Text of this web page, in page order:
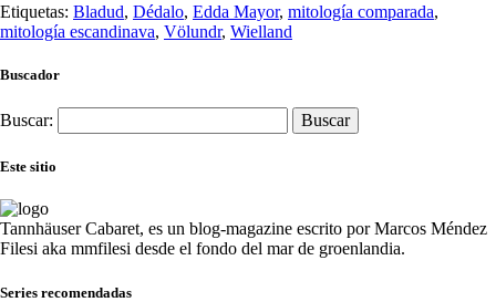
Etiquetas: Bladud, Dédalo, Edda Mayor, mitología comparada,
mitología escandinava, Völundr, Wielland
Buscador
Buscar:
Este sitio
Tannhäuser Cabaret, es un blog-magazine escrito porMarcos Méndez
Filesi aka mmfilesi desde el fondo del mar de groenlandia.
Series recomendadas